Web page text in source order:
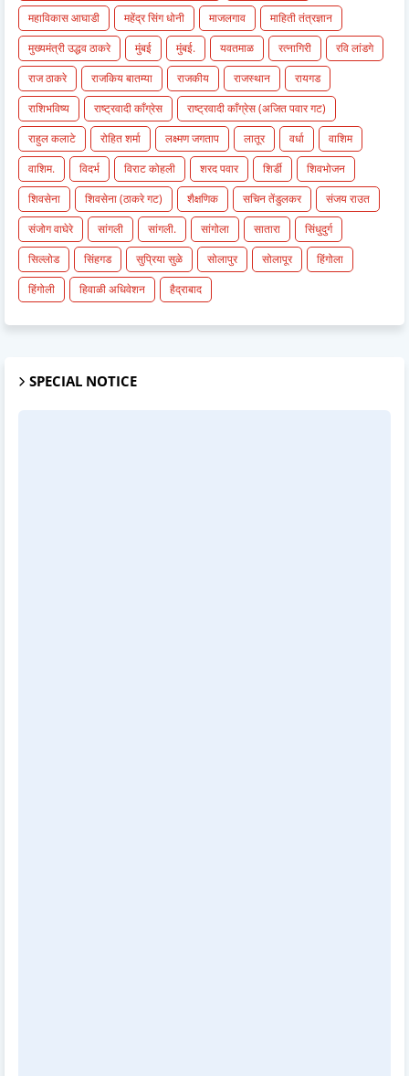
महाविकास आघाडी महेंद्र सिंग धोनी माजलगाव
माहिती तंत्रज्ञान
मुख्यमंत्री उद्धव ठाकरे
मुंबई मुंबई. यवतमाळ रत्नागिरी
रवि लांडगे
राज ठाकरे
राजकिय बातम्या राजकीय राजस्थान
रायगड
राशिभविष्य
राष्ट्रवादी काँग्रेस
राष्ट्रवादी काँग्रेस (अजित पवार गट)
राहुल कलाटे
रोहित शर्मा लक्ष्मण जगताप लातूर वर्धा
वाशिम
वाशिम.
विदर्भ विराट कोहली शरद पवार शिर्डी
शिवभोजन
शिवसेना
शिवसेना (ठाकरे गट) शैक्षणिक सचिन तेंडुलकर
संजय राउत
संजोग वाघेरे
सांगली सांगली. सांगोला सातारा
सिंधुदुर्ग
सिल्लोड
सिंहगड सुप्रिया सुळे सोलापुर सोलापूर
हिंगोला
हिंगोली
हिवाळी अधिवेशन हैद्राबाद
SPECIAL NOTICE